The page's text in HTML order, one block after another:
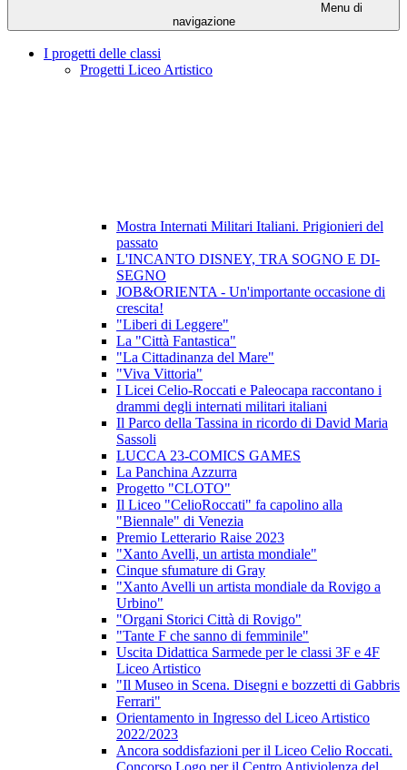
Menu di
navigazione
I progetti delle classi
Progetti Liceo Artistico
Mostra Internati Militari Italiani. Prigionieri del
passato
L'INCANTO DISNEY, TRA SOGNO E DI-
SEGNO
JOB&ORIENTA - Un'importante occasione di
crescita!
"Liberi di Leggere"
La "Città Fantastica"
"La Cittadinanza del Mare"
"Viva Vittoria"
I Licei Celio-Roccati e Paleocapa raccontano i
drammi degli internati militari italiani
Il Parco della Tassina in ricordo di David Maria
Sassoli
LUCCA 23-COMICS GAMES
La Panchina Azzurra
Progetto "CLOTO"
Il Liceo "CelioRoccati" fa capolino alla
"Biennale" di Venezia
Premio Letterario Raise 2023
"Xanto Avelli, un artista mondiale"
Cinque sfumature di Gray
"Xanto Avelli un artista mondiale da Rovigo a
Urbino"
"Organi Storici Città di Rovigo"
"Tante F che sanno di femminile"
Uscita Didattica Sarmede per le classi 3F e 4F
Liceo Artistico
"Il Museo in Scena. Disegni e bozzetti di Gabbris
Ferrari"
Orientamento in Ingresso del Liceo Artistico
2022/2023
Ancora soddisfazioni per il Liceo Celio Roccati.